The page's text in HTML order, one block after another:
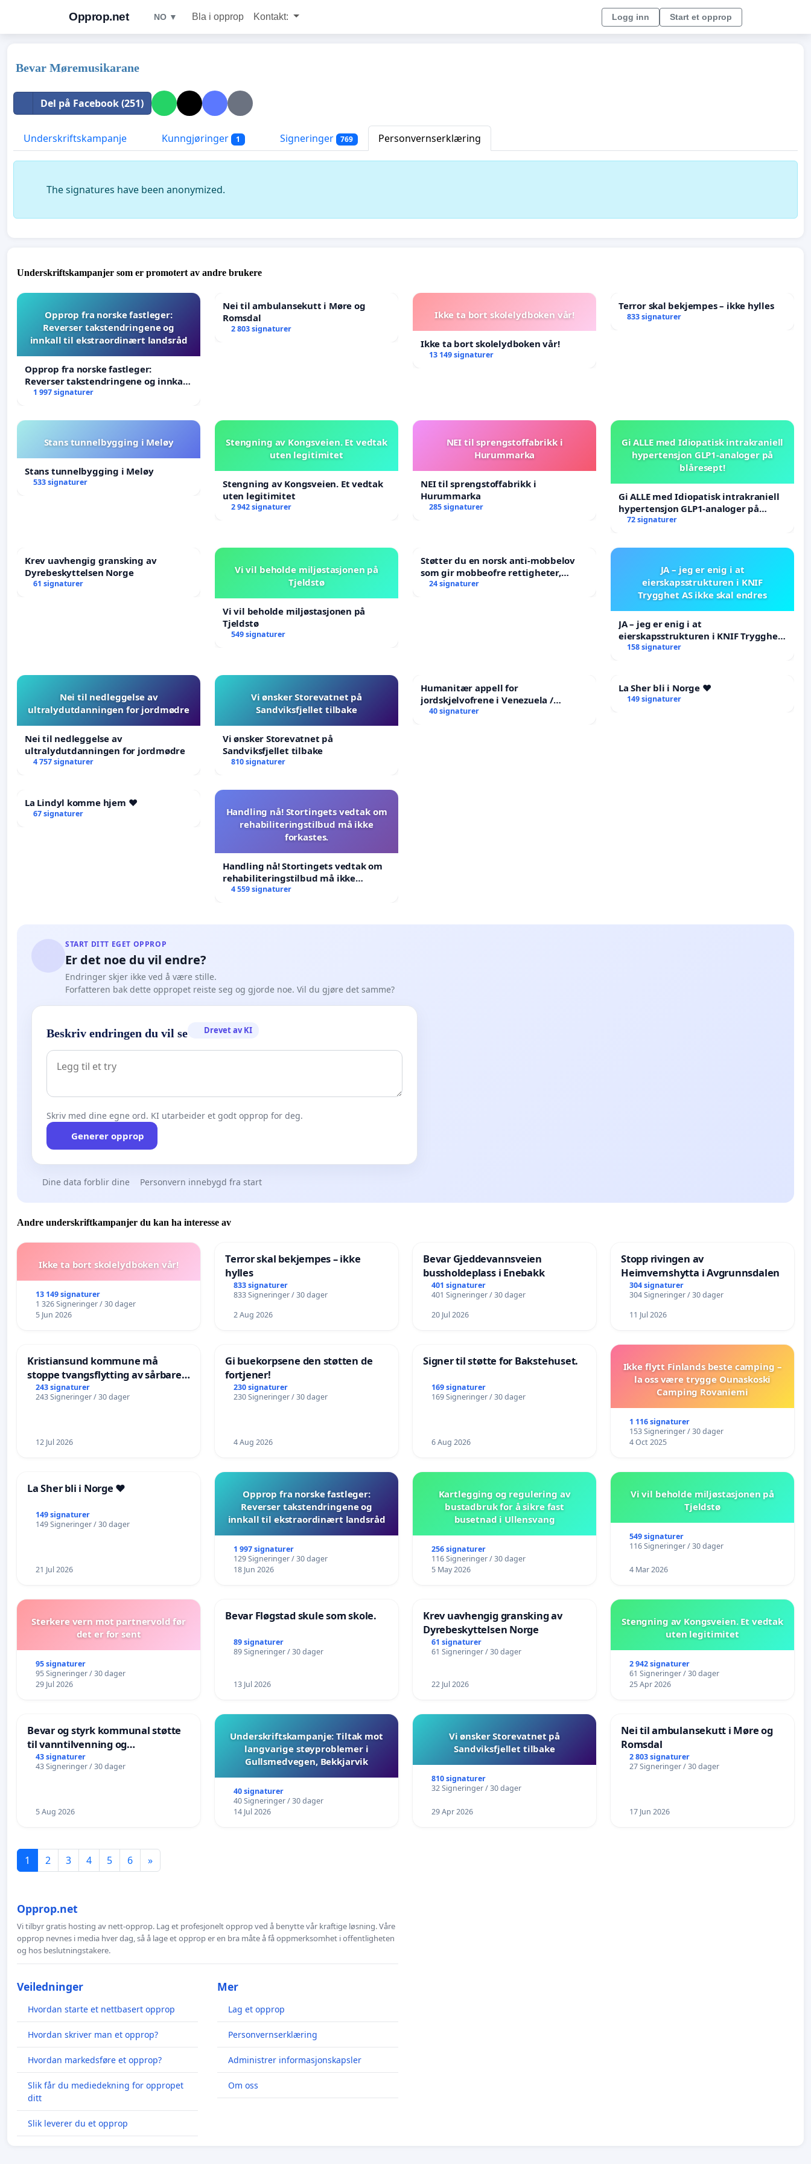
Opprop.net NO ▼ Bla i opprop Kontakt: Logg inn Start et opprop
Bevar Møremusikarane
Del på Facebook (251)
Underskriftskampanje Kunngjøringer 1 Signeringer 769 Personvernserklæring
The signatures have been anonymized.
Underskriftskampanjer som er promotert av andre brukere
Opprop fra norske fastleger:
Reverser takstendringene og
innkall til ekstraordinært landsråd
Opprop fra norske fastleger:
Reverser takstendringene og innkall
til ekstraordinært landsråd
1 997 signaturer
Nei til ambulansekutt i Møre og
Romsdal
2 803 signaturer
Ikke ta bort skolelydboken vår!
Ikke ta bort skolelydboken vår!
13 149 signaturer
Terror skal bekjempes – ikke hylles
833 signaturer
Stans tunnelbygging i Meløy
Stans tunnelbygging i Meløy
533 signaturer
Stengning av Kongsveien. Et vedtak
uten legitimitet
Stengning av Kongsveien. Et vedtak
uten legitimitet
2 942 signaturer
NEI til sprengstoffabrikk i
Hurummarka
NEI til sprengstoffabrikk i
Hurummarka
285 signaturer
Gi ALLE med Idiopatisk intrakraniell
hypertensjon GLP1-analoger på
blåresept!
Gi ALLE med Idiopatisk intrakraniell
hypertensjon GLP1-analoger på
blåresept!
72 signaturer
Krev uavhengig gransking av
Dyrebeskyttelsen Norge
61 signaturer
Vi vil beholde miljøstasjonen på
Tjeldstø
Vi vil beholde miljøstasjonen på
Tjeldstø
549 signaturer
Støtter du en norsk anti-mobbelov
som gir mobbeofre rettigheter,
oppreisning og hjelp?
24 signaturer
JA – jeg er enig i at
eierskapsstrukturen i KNIF
Trygghet AS ikke skal endres
JA – jeg er enig i at
eierskapsstrukturen i KNIF Trygghet
AS ikke skal endres
158 signaturer
Nei til nedleggelse av
ultralydutdanningen for jordmødre
Nei til nedleggelse av
ultralydutdanningen for jordmødre
4 757 signaturer
Vi ønsker Storevatnet på
Sandviksfjellet tilbake
Vi ønsker Storevatnet på
Sandviksfjellet tilbake
810 signaturer
Humanitær appell for
jordskjelvofrene i Venezuela /
Humanitarian Appeal for the
40 signaturer
La Sher bli i Norge ❤️
149 signaturer
La Lindyl komme hjem ❤️
67 signaturer
Handling nå! Stortingets vedtak om
rehabiliteringstilbud må ikke
forkastes.
Handling nå! Stortingets vedtak om
rehabiliteringstilbud må ikke
forkastes.
4 559 signaturer
START DITT EGET OPPROP
Er det noe du vil endre?
Endringer skjer ikke ved å være stille.
Forfatteren bak dette oppropet reiste seg og gjorde noe. Vil du gjøre det samme?
Beskriv endringen du vil se Drevet av KI
Skriv med dine egne ord. KI utarbeider et godt opprop for deg.
Generer opprop
Dine data forblir dine Personvern innebygd fra start
Andre underskriftkampanjer du kan ha interesse av
Ikke ta bort skolelydboken vår!
13 149 signaturer
1 326 Signeringer / 30 dager
5 Jun 2026
Terror skal bekjempes – ikke
hylles
833 signaturer
833 Signeringer / 30 dager
2 Aug 2026
Bevar Gjeddevannsveien
bussholdeplass i Enebakk
401 signaturer
401 Signeringer / 30 dager
20 Jul 2026
Stopp rivingen av
Heimvernshytta i Avgrunnsdalen
304 signaturer
304 Signeringer / 30 dager
11 Jul 2026
Kristiansund kommune må
stoppe tvangsflytting av sårbare
eldre
243 signaturer
243 Signeringer / 30 dager
12 Jul 2026
Gi buekorpsene den støtten de
fortjener!
230 signaturer
230 Signeringer / 30 dager
4 Aug 2026
Signer til støtte for Bakstehuset.
169 signaturer
169 Signeringer / 30 dager
6 Aug 2026
Ikke flytt Finlands beste camping –
la oss være trygge Ounaskoski
Camping Rovaniemi
1 116 signaturer
153 Signeringer / 30 dager
4 Oct 2025
La Sher bli i Norge ❤️
149 signaturer
149 Signeringer / 30 dager
21 Jul 2026
Opprop fra norske fastleger:
Reverser takstendringene og
innkall til ekstraordinært landsråd
1 997 signaturer
129 Signeringer / 30 dager
18 Jun 2026
Kartlegging og regulering av
bustadbruk for å sikre fast
busetnad i Ullensvang
256 signaturer
116 Signeringer / 30 dager
5 May 2026
Vi vil beholde miljøstasjonen på
Tjeldstø
549 signaturer
116 Signeringer / 30 dager
4 Mar 2026
Sterkere vern mot partnervold før
det er for sent
95 signaturer
95 Signeringer / 30 dager
29 Jul 2026
Bevar Fløgstad skule som skole.
89 signaturer
89 Signeringer / 30 dager
13 Jul 2026
Krev uavhengig gransking av
Dyrebeskyttelsen Norge
61 signaturer
61 Signeringer / 30 dager
22 Jul 2026
Stengning av Kongsveien. Et vedtak
uten legitimitet
2 942 signaturer
61 Signeringer / 30 dager
25 Apr 2026
Bevar og styrk kommunal støtte
til vanntilvenning og
svømmeopplæring i barnehagene
i Haugesund
43 signaturer
43 Signeringer / 30 dager
5 Aug 2026
Underskriftskampanje: Tiltak mot
langvarige støyproblemer i
Gullsmedvegen, Bekkjarvik
40 signaturer
40 Signeringer / 30 dager
14 Jul 2026
Vi ønsker Storevatnet på
Sandviksfjellet tilbake
810 signaturer
32 Signeringer / 30 dager
29 Apr 2026
Nei til ambulansekutt i Møre og
Romsdal
2 803 signaturer
27 Signeringer / 30 dager
17 Jun 2026
1 2 3 4 5 6 »
Opprop.net
Vi tilbyr gratis hosting av nett-opprop. Lag et profesjonelt opprop ved å benytte vår kraftige løsning. Våre
opprop nevnes i media hver dag, så å lage et opprop er en bra måte å få oppmerksomhet i offentligheten
og hos beslutningstakere.
Veiledninger
Hvordan starte et nettbasert opprop
Hvordan skriver man et opprop?
Hvordan markedsføre et opprop?
Slik får du mediedekning for oppropet
ditt
Slik leverer du et opprop
Mer
Lag et opprop
Personvernserklæring
Administrer informasjonskapsler
Om oss